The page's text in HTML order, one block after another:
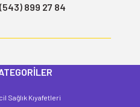
899 27 84
Sağlık Kıyafetleri